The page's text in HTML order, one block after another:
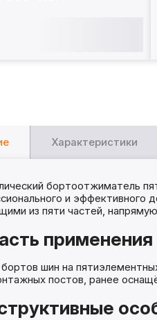
Характеристики
бортоотжиматель
и эффективного
из пяти частей,
применения
шин на
постов, ранее